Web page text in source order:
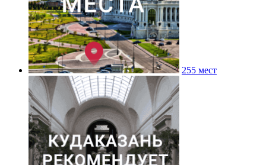
255 мест